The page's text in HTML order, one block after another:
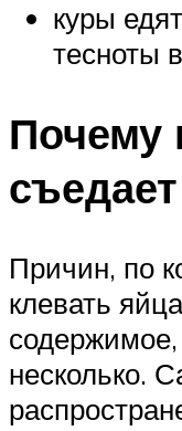
куры
тесноты
Почему
Причин, по
клевать
несколько.